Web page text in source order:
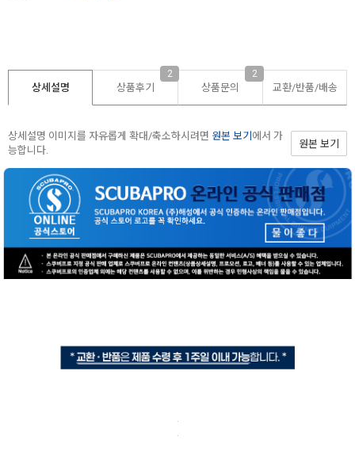
상세설명 상품후기
2
상품문의
2
교환/반품/배송
상세설명 이미지를 자유롭게 확대/축소하시려면 원본 보기 에서 가
능합니다.
원본 보기